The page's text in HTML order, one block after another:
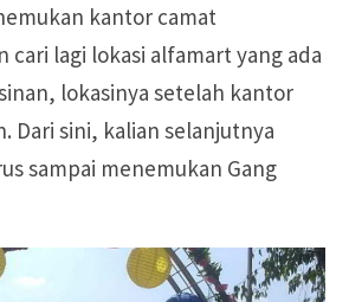
kantor camat
cari lagi lokasi alfamart yang ada
lokasinya setelah kantor
Dari sini, kalian selanjutnya
sampai menemukan Gang